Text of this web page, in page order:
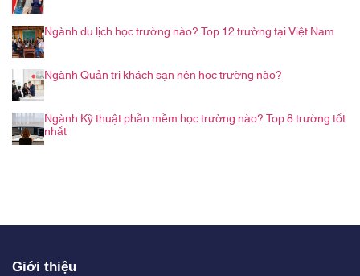
Ngành du lịch học trường nào? Top 12 trường tại Việt Nam
Ngành Quản trị khách sạn nên học trường nào?
Ngành Kỹ thuật phần mềm học trường nào? Top 8 trường tốt
nhất
Giới thiệu